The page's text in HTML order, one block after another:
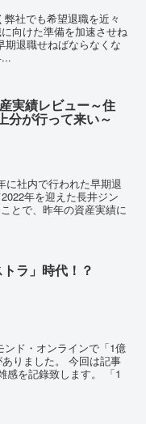
社でも希望退職を近々
向けた準備を加速させね
期退職せねばならなくな
実績レビュー～住
分が行って来い～
に社内で行われた早期退
年を迎えた長井ジン
とで、昨年の資産実績に
トラ」時代！？
ド・オンラインで「1億
りました。 今回は記事
感を記錄致します。 「1